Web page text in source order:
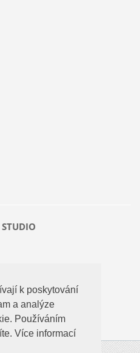
k poskytování
a analýze
Používáním
k poskytování
a analýze
Používáním
Více informací